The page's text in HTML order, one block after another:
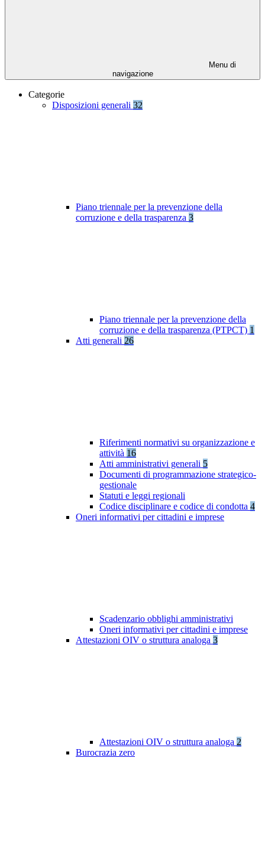
Menu di
navigazione
Categorie
Disposizioni generali 32
Piano triennale per la prevenzione della
corruzione e della trasparenza 3
Piano triennale per la prevenzione della
corruzione e della trasparenza (PTPCT) 1
Atti generali 26
Riferimenti normativi su organizzazione e
attività 16
Atti amministrativi generali 5
Documenti di programmazione strategico-
gestionale
Statuti e leggi regionali
Codice disciplinare e codice di condotta 4
Oneri informativi per cittadini e imprese
Scadenzario obblighi amministrativi
Oneri informativi per cittadini e imprese
Attestazioni OIV o struttura analoga 3
Attestazioni OIV o struttura analoga 2
Burocrazia zero